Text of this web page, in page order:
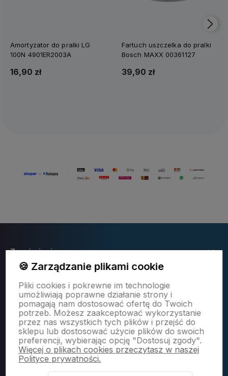
Amortyzator do pralki LG
100N 4901ER2003A
16,90 zł
Fartuch uszczelka do pralki
Bosch MAXX 00361127
39,90 zł
Zamówienia
Moje konto
Expert AGD
🍪 Zarządzanie plikami cookie
Pliki cookies i pokrewne im technologie
umożliwiają poprawne działanie strony i
pomagają nam dostosować ofertę do Twoich
potrzeb. Możesz zaakceptować wykorzystanie
przez nas wszystkich tych plików i przejść do
sklepu lub dostosować użycie plików do swoich
preferencji, wybierając opcję "Dostosuj zgody".
Więcej o plikach cookies przeczytasz w naszej
Polityce prywatności.